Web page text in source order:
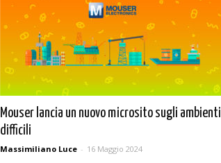
Mouser lancia un nuovo microsito sugli ambienti
difficili
Massimiliano Luce - 16 Maggio 2024